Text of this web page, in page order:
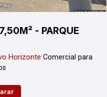
- PARQUE
Horizonte Comercial para